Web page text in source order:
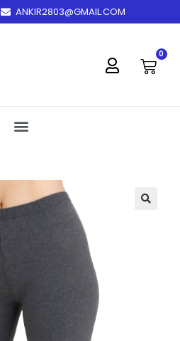
ANKIR2803@GMAIL.COM
0